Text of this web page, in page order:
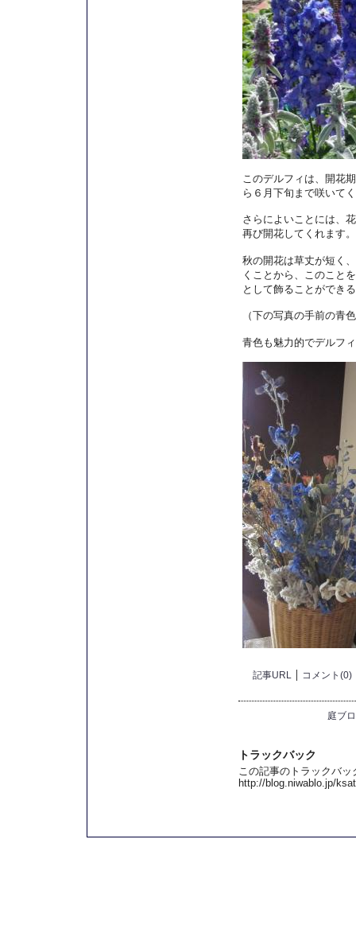
このデルフィは、開花
ら６月下旬まで咲いて
さらによいことには、
再び開花してくれます。
秋の開花は草丈が短く
くことから、このこと
として飾ることができ
（下の写真の手前の青
青色も魅力的でデルフ
記事URL コメント(0)
庭ブ
トラックバック
この記事のトラックバッ
http://blog.niwablo.jp/